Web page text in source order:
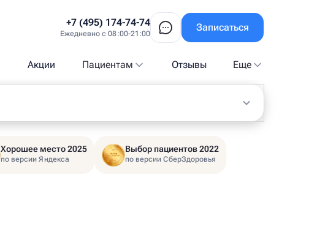
+7 (495) 174-74-74
Ежедневно с 08:00-21:00
Записаться
Акции Пациентам Отзывы Еще
Хорошее место 2025
по версии Яндекса
Выбор пациентов 2022
по версии СберЗдоровья